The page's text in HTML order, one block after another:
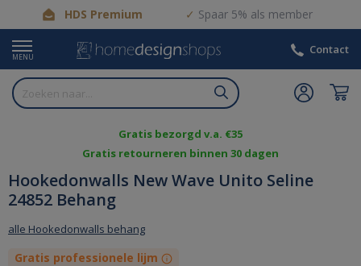
HDS Premium Spaar 5% als member
MENU
Contact
Gratis bezorgd v.a. €35
Gratis retourneren binnen 30 dagen
Hookedonwalls New Wave Unito Seline
24852 Behang
alle Hookedonwalls behang
Gratis professionele lijm